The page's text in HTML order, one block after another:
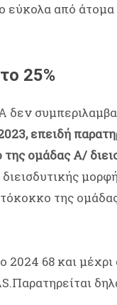
εύκολα από
25%
δεν
επειδή
ομάδας Α/
της
68 και